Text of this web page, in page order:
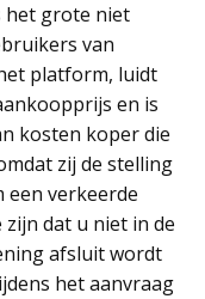
het grote niet
van
platform, luidt
en is
kosten koper die
zij de stelling
een verkeerde
dat u niet in de
afsluit wordt
het aanvraag